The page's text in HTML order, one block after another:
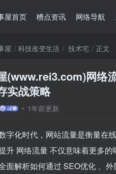
屋首页 槽点资讯 网络导航
屋 科技改变生活 技术宅 正文
(www.rei3.com)网络
实战策略
1年前更新
字化时代，网站流量是衡量在
升 网络流量不仅意味着更多的
面解析如何通过 SEO优化 、